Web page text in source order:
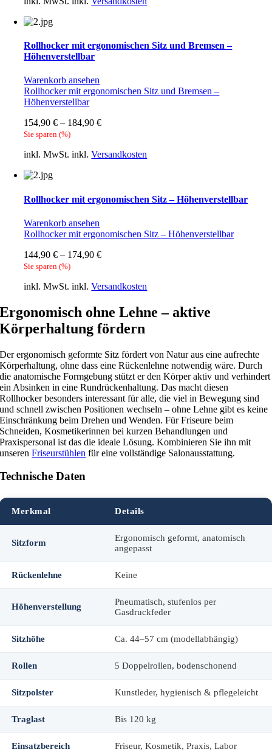
Rollhocker mit ergonomischen Sitz und Bremsen –
Höhenverstellbar
Warenkorb ansehen
Rollhocker mit ergonomischen Sitz und Bremsen –
Höhenverstellbar
154,90€ – 184,90€
Sie sparen(%)
inkl. MwSt. inkl.Versandkosten
Rollhocker mit ergonomischen Sitz – Höhenverstellbar
Warenkorb ansehen
Rollhocker mit ergonomischen Sitz – Höhenverstellbar
144,90€ – 174,90€
Sie sparen(%)
inkl. MwSt. inkl.Versandkosten
Ergonomisch ohne Lehne – aktive
Körperhaltung fördern
Der ergonomisch geformte Sitz fördert von Natur aus eine aufrechte
Körperhaltung, ohne dass eine Rückenlehne notwendig wäre. Durch
die anatomische Formgebung stützt er den Körper aktiv und verhindert
ein Absinken in eine Rundrückenhaltung. Das macht diesen
Rollhocker besonders interessant für alle, die viel in Bewegung sind
und schnell zwischen Positionen wechseln – ohne Lehne gibt es keine
Einschränkung beim Drehen und Wenden. Für Friseure beim
Schneiden, Kosmetikerinnen bei kurzen Behandlungen und
Praxispersonal ist das die ideale Lösung. Kombinieren Sie ihn mit
unserenFriseurstühlen für eine vollständige Salonausstattung.
Technische Daten
Merkmal Details
Sitzform
Ergonomisch geformt, anatomisch
angepasst
Rückenlehne Keine
Höhenverstellung
Pneumatisch, stufenlos per
Gasdruckfeder
Sitzhöhe Ca. 44–57 cm (modellabhängig)
Rollen 5 Doppelrollen, bodenschonend
Sitzpolster Kunstleder, hygienisch & pflegeleicht
Traglast Bis 120 kg
Einsatzbereich Friseur, Kosmetik, Praxis, Labor